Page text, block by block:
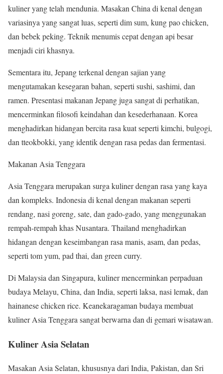
kuliner yang telah mendunia. Masakan China di kenal dengan
variasinya yang sangat luas, seperti dim sum, kung pao chicken,
dan bebek peking. Teknik menumis cepat dengan api besar
menjadi ciri khasnya.
Sementara itu, Jepang terkenal dengan sajian yang
mengutamakan kesegaran bahan, seperti sushi, sashimi, dan
ramen. Presentasi makanan Jepang juga sangat di perhatikan,
mencerminkan filosofi keindahan dan kesederhanaan. Korea
menghadirkan hidangan bercita rasa kuat seperti kimchi, bulgogi,
dan tteokbokki, yang identik dengan rasa pedas dan fermentasi.
Makanan Asia Tenggara
Asia Tenggara merupakan surga kuliner dengan rasa yang kaya
dan kompleks. Indonesia di kenal dengan makanan seperti
rendang, nasi goreng, sate, dan gado-gado, yang menggunakan
rempah-rempah khas Nusantara. Thailand menghadirkan
hidangan dengan keseimbangan rasa manis, asam, dan pedas,
seperti tom yum, pad thai, dan green curry.
Di Malaysia dan Singapura, kuliner mencerminkan perpaduan
budaya Melayu, China, dan India, seperti laksa, nasi lemak, dan
hainanese chicken rice. Keanekaragaman budaya membuat
kuliner Asia Tenggara sangat berwarna dan di gemari wisatawan.
Kuliner Asia Selatan
Masakan Asia Selatan, khususnya dari India, Pakistan, dan Sri